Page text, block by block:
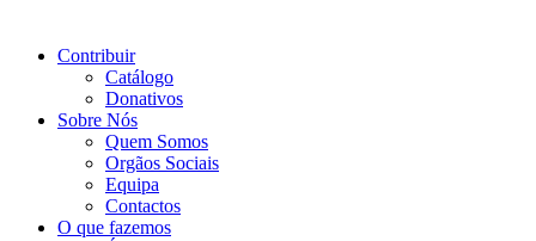
Contribuir
Catálogo
Donativos
Sobre Nós
Quem Somos
Orgãos Sociais
Equipa
Contactos
O que fazemos